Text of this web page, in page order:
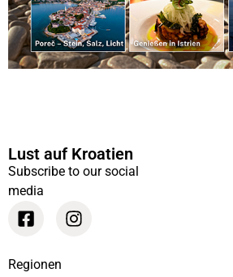
Lust auf Kroatien
Subscribe to our social
media
Regionen